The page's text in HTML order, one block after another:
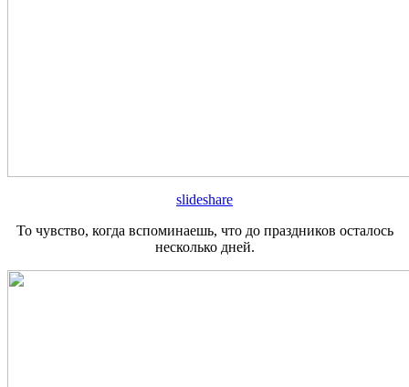
slideshare
То чувство, когда вспоминаешь, что до праздников осталось
несколько дней.